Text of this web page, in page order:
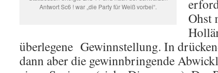
Antwort Sc6 ! war „die Party für Weiß vorbei“.
Ohst
überlegene Gewinnstellung. In
dann aber die gewinnbringende